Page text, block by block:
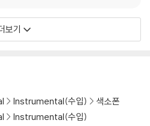
보기
Instrumental(수입)
색소폰
Instrumental(수입)